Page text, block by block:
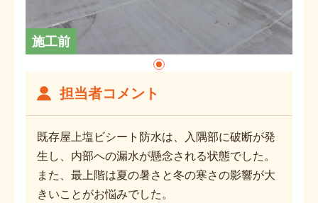
施工前
担当者コメント
既存屋上塩ビシート防水は、入隅部に破断が発
生し、内部への漏水が懸念される状態でした。
また、最上階は夏の暑さと冬の寒さの影響が大
きいことがお悩みでした。